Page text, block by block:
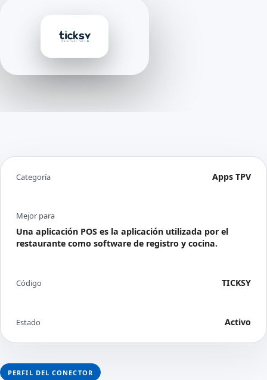
PERFIL DEL CONECTOR
Categoría Apps TPV
Mejor para
Una aplicación POS es la aplicación utilizada por el
restaurante como software de registro y cocina.
Código TICKSY
Estado Activo